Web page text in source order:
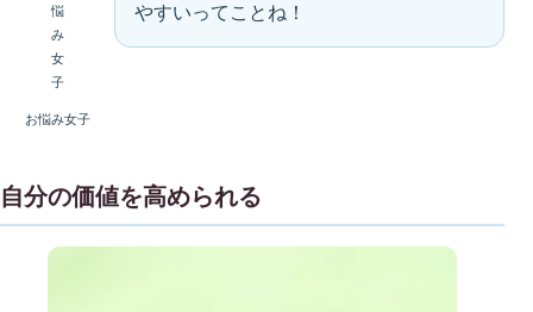
お悩み女子
やすいってことね！
自分の価値を高められる